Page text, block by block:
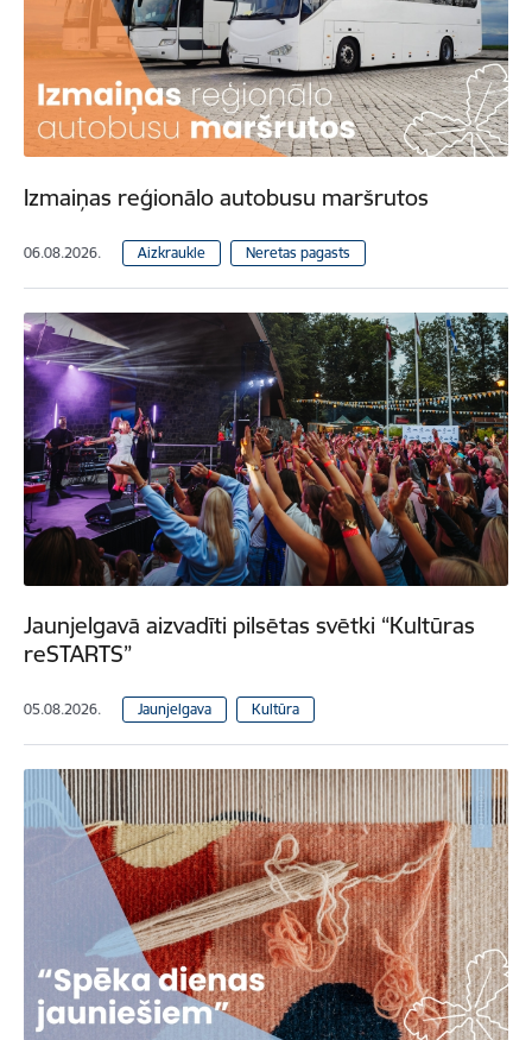
Izmaiņas reģionālo autobusu maršrutos
06.08.2026. Aizkraukle Neretas pagasts
Jaunjelgavā aizvadīti pilsētas svētki “Kultūras
reSTARTS”
05.08.2026. Jaunjelgava Kultūra